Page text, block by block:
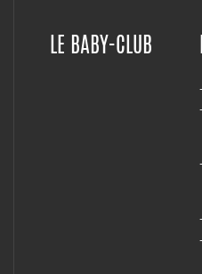
LE BABY-CLUB